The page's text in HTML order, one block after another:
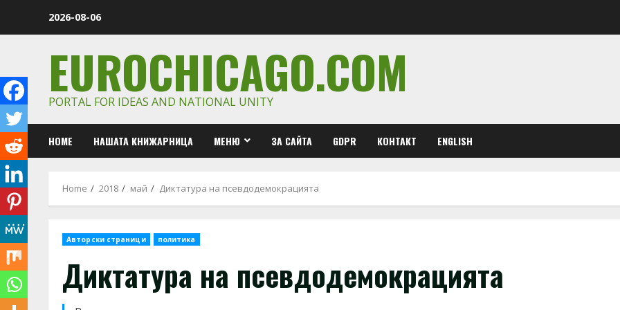
2026-08-06
EUROCHICAGO.COM
PORTAL FOR IDEAS AND NATIONAL UNITY
HOME НАШАТА КНИЖАРНИЦА МЕНЮ ЗА САЙТА GDPR КОНТАКТ ENGLISH
Home 2018 май Диктатура на псевдодемокрацията
Авторски страници политика
Диктатура на псевдодемокрацията